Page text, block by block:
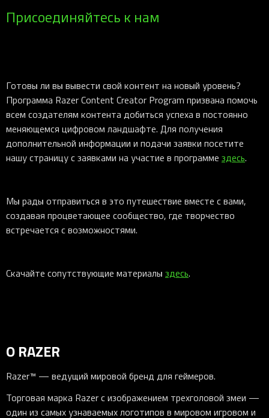
Присоединяйтесь к нам
Готовы ли вы вывести свой контент на новый уровень?
Программа Razer Content Creator Program призвана помочь
всем создателям контента добиться успеха в постоянно
меняющемся цифровом ландшафте. Для получения
дополнительной информации и подачи заявки посетите
нашу страницу с заявками на участие в программе здесь.
Мы рады отправиться в это путешествие вместе с вами,
создавая процветающее сообщество, где творчество
встречается с возможностями.
Скачайте сопутствующие материалы здесь.
О RAZER
Razer™ — ведущий мировой бренд для геймеров.
Торговая марка Razer с изображением трехголовой змеи —
один из самых узнаваемых логотипов в мировом игровом и